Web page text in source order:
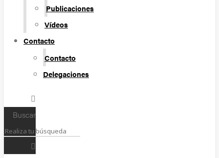
Publicaciones
Vídeos
Contacto
Contacto
Delegaciones
Buscar